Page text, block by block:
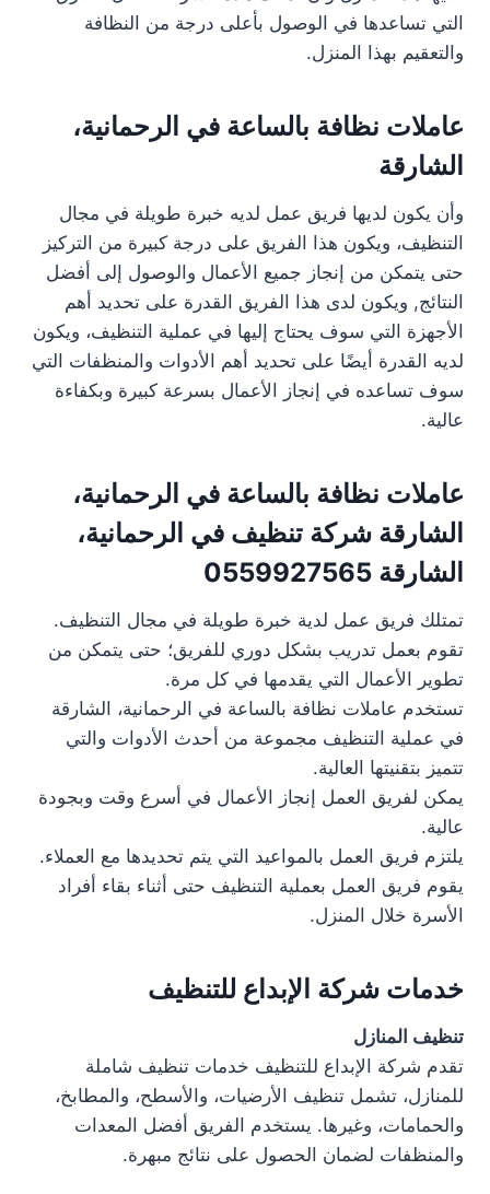
التي تساعدها في الوصول بأعلى درجة من النظافة
والتعقيم بهذا المنزل.
عاملات نظافة بالساعة في الرحمانية،
الشارقة
وأن يكون لديها فريق عمل لديه خبرة طويلة في مجال
التنظيف، ويكون هذا الفريق على درجة كبيرة من التركيز
حتى يتمكن من إنجاز جميع الأعمال والوصول إلى أفضل
النتائج, ويكون لدى هذا الفريق القدرة على تحديد أهم
الأجهزة التي سوف يحتاج إليها في عملية التنظيف، ويكون
لديه القدرة أيضًا على تحديد أهم الأدوات والمنظفات التي
سوف تساعده في إنجاز الأعمال بسرعة كبيرة وبكفاءة
عالية.
عاملات نظافة بالساعة في الرحمانية،
الشارقة شركة تنظيف في الرحمانية،
الشارقة 0559927565
تمتلك فريق عمل لدية خبرة طويلة في مجال التنظيف.
تقوم بعمل تدريب بشكل دوري للفريق؛ حتى يتمكن من
تطوير الأعمال التي يقدمها في كل مرة.
تستخدم عاملات نظافة بالساعة في الرحمانية، الشارقة
في عملية التنظيف مجموعة من أحدث الأدوات والتي
تتميز بتقنيتها العالية.
يمكن لفريق العمل إنجاز الأعمال في أسرع وقت وبجودة
عالية.
يلتزم فريق العمل بالمواعيد التي يتم تحديدها مع العملاء.
يقوم فريق العمل بعملية التنظيف حتى أثناء بقاء أفراد
الأسرة خلال المنزل.
خدمات شركة الإبداع للتنظيف
تنظيف المنازل
تقدم شركة الإبداع للتنظيف خدمات تنظيف شاملة
للمنازل، تشمل تنظيف الأرضيات، والأسطح، والمطابخ،
والحمامات، وغيرها. يستخدم الفريق أفضل المعدات
والمنظفات لضمان الحصول على نتائج مبهرة.